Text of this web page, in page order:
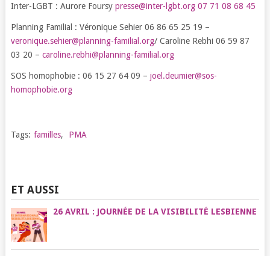
Inter-LGBT : Aurore Foursy presse@inter-lgbt.org 07 71 08 68 45
Planning Familial : Véronique Sehier 06 86 65 25 19 –
veronique.sehier@planning-familial.org/ Caroline Rebhi 06 59 87
03 20 – caroline.rebhi@planning-familial.org
SOS homophobie : 06 15 27 64 09 – joel.deumier@sos-
homophobie.org
Tags: familles, PMA
ET AUSSI
26 AVRIL : JOURNÉE DE LA VISIBILITÉ LESBIENNE